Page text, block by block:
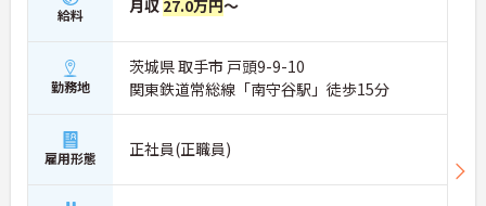
給料 月収 27.0万円～
勤務地
茨城県 取手市 戸頭9-9-10
関東鉄道常総線「南守谷駅」徒歩15分
雇用形態 正社員(正職員)